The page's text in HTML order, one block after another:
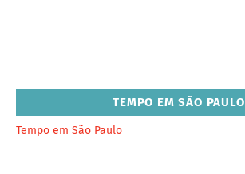
TEMPO EM SÃO PAULO
Tempo em São Paulo